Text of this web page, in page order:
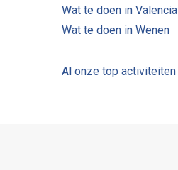
Wat te doen in Valencia
Wat te doen in Wenen
Al onze top activiteiten